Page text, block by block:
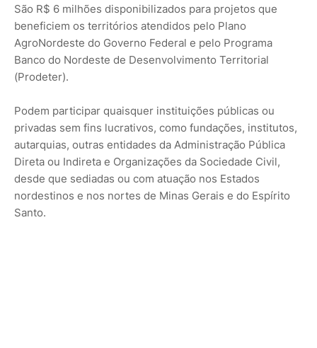
São R$ 6 milhões disponibilizados para projetos que
beneficiem os territórios atendidos pelo Plano
AgroNordeste do Governo Federal e pelo Programa
Banco do Nordeste de Desenvolvimento Territorial
(Prodeter).
Podem participar quaisquer instituições públicas ou
privadas sem fins lucrativos, como fundações, institutos,
autarquias, outras entidades da Administração Pública
Direta ou Indireta e Organizações da Sociedade Civil,
desde que sediadas ou com atuação nos Estados
nordestinos e nos nortes de Minas Gerais e do Espírito
Santo.